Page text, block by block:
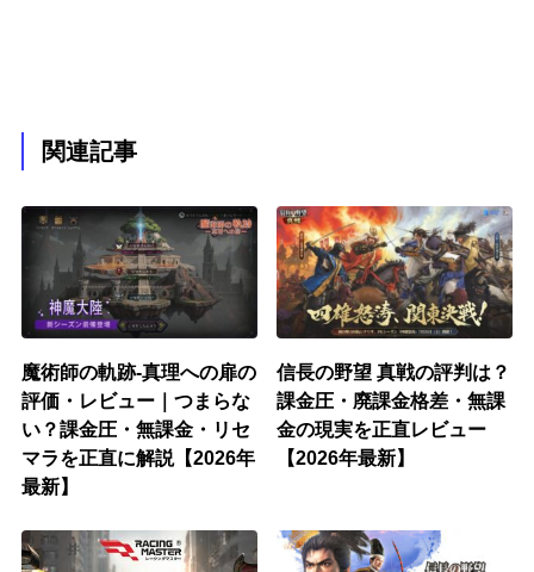
関連記事
魔術師の軌跡-真理への扉の
評価・レビュー｜つまらな
い？課金圧・無課金・リセ
マラを正直に解説【2026年
最新】
信長の野望 真戦の評判は？
課金圧・廃課金格差・無課
金の現実を正直レビュー
【2026年最新】